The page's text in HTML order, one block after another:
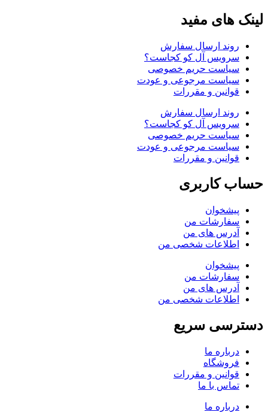
لینک های مفید
روند ارسال سفارش
سرویس آل کو کجاست؟
سیاست حریم خصوصی
سیاست مرجوعی و عودت
قوانین و مقررات
روند ارسال سفارش
سرویس آل کو کجاست؟
سیاست حریم خصوصی
سیاست مرجوعی و عودت
قوانین و مقررات
حساب کاربری
پیشخوان
سفارشات من
آدرس های من
اطلاعات شخصی من
پیشخوان
سفارشات من
آدرس های من
اطلاعات شخصی من
دسترسی سریع
درباره ما
فروشگاه
قوانین و مقررات
تماس با ما
درباره ما